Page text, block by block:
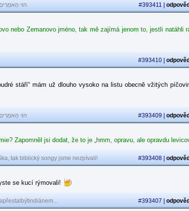
הוֹי #393411 |
nebo Zemanovo jméno, tak mě zajímá jenom to, jestli natáhli
#393410 |
stáří“ mám už dlouho vysoko na listu obecně vžitých
הוֹי #393409 |
Zapomněl jsi dodat, že to je „hmm, opravu, ale opravdu
tak biblický songy jsme nezpívali! #393408 |
se kucí rýmovali!
#393407 |